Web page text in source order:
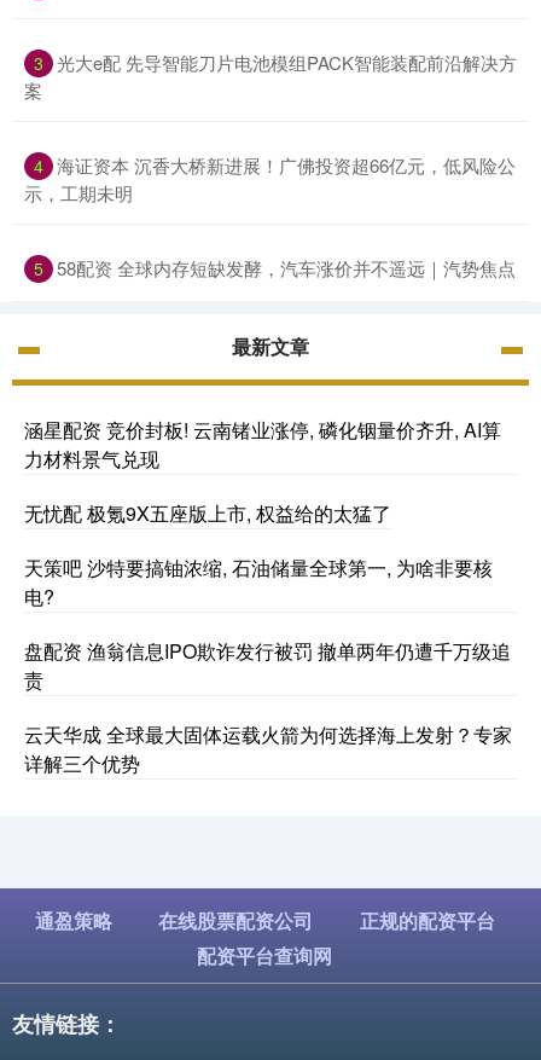
3 光大e配 先导智能刀片电池模组PACK智能装配前沿解决方
案
4 海证资本 沉香大桥新进展！广佛投资超66亿元，低风险公
示，工期未明
5 58配资 全球内存短缺发酵，汽车涨价并不遥远｜汽势焦点
最新文章
涵星配资 竞价封板! 云南锗业涨停, 磷化铟量价齐升, AI算
力材料景气兑现
无忧配 极氪9X五座版上市, 权益给的太猛了
天策吧 沙特要搞铀浓缩, 石油储量全球第一, 为啥非要核
电?
盘配资 渔翁信息IPO欺诈发行被罚 撤单两年仍遭千万级追
责
云天华成 全球最大固体运载火箭为何选择海上发射？专家
详解三个优势
通盈策略 在线股票配资公司
正规的配资平台
配资平台查询网
友情链接：